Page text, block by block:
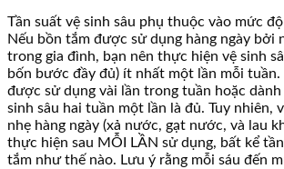
Tần suất vệ sinh sâu phụ thuộc vào mức
Nếu bồn tắm được sử dụng hàng ngày bởi
trong gia đình, bạn nên thực hiện vệ sinh
bốn bước đầy đủ) ít nhất một lần mỗi
được sử dụng vài lần trong tuần hoặc dành
sinh sâu hai tuần một lần là đủ. Tuy nhiên,
nhẹ hàng ngày (xả nước, gạt nước, và lau
thực hiện sau MỖI LẦN sử dụng, bất kể
tắm như thế nào. Lưu ý rằng mỗi sáu đến